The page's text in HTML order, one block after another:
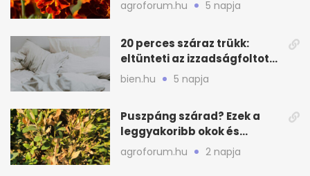
agroforum.hu 5 napja
20 perces száraz trükk:
eltünteti az izzadságfoltot
és a szagot a matracról
bien.hu 5 napja
Puszpáng szárad? Ezek a
leggyakoribb okok és
teendők
agroforum.hu 2 napja